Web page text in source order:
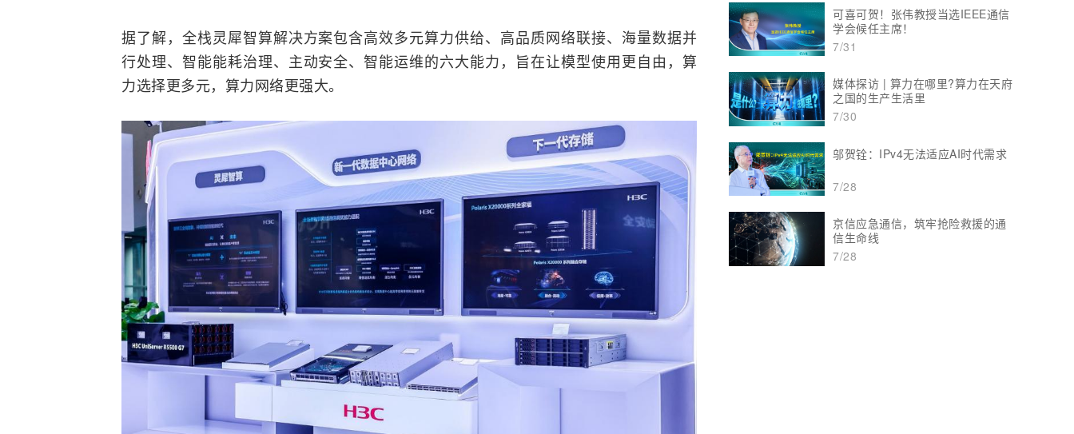
据了解，全栈灵犀智算解决方案包含高效多元算力供给、高品质网络联接、海量数据并
行处理、智能能耗治理、主动安全、智能运维的六大能力，旨在让模型使用更自由，算
力选择更多元，算力网络更强大。
可喜可贺！张伟教授当选IEEE通信
学会候任主席！
7/31
媒体探访 | 算力在哪里?算力在天府
之国的生产生活里
7/30
邬贺铨：IPv4无法适应AI时代需求
7/28
京信应急通信，筑牢抢险救援的通
信生命线
7/28